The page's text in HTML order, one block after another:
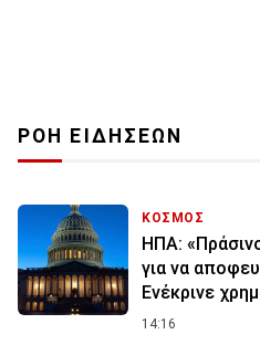
ΡΟΗ ΕΙΔΗΣΕΩΝ
ΚΟΣΜΟΣ
ΗΠΑ:
για να
Ενέκρινε
14:16